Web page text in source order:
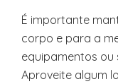
É importante
corpo e para a
equipamentos
Aproveite algum